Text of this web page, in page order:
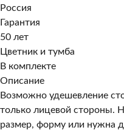
Россия
Гарантия
50 лет
Цветник и тумба
В комплекте
Описание
Возможно удешевление
только лицевой стороны.
размер, форму или нужна